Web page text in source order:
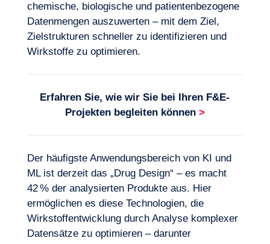
chemische, biologische und patientenbezogene
Datenmengen auszuwerten – mit dem Ziel,
Zielstrukturen schneller zu identifizieren und
Wirkstoffe zu optimieren.
Erfahren Sie, wie wir Sie bei Ihren F&E-
Projektenbegleiten können >
Der häufigste Anwendungsbereich von KI und
ML ist derzeit das „Drug Design“ – es macht
42 % der analysierten Produkte aus. Hier
ermöglichen es diese Technologien, die
Wirkstoffentwicklung durch Analyse komplexer
Datensätze zu optimieren – darunter